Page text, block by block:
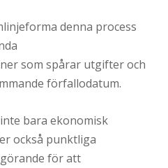
denna process
som spårar utgifter och
förfallodatum.
bara ekonomisk
också punktliga
för att